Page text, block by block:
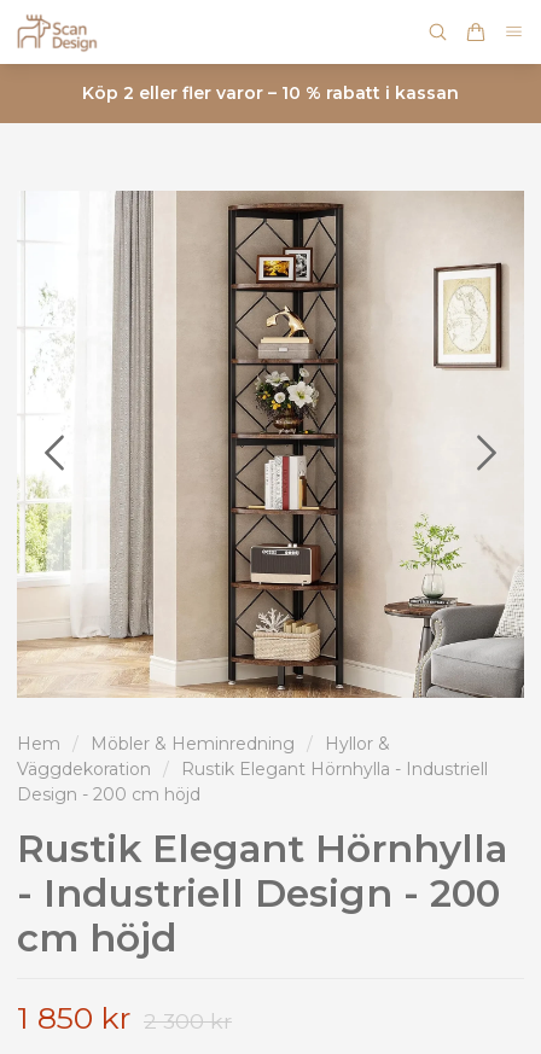
Köp 2 eller fler varor – 10 % rabatt i kassan
Hem / Möbler & Heminredning /
Hyllor &
Väggdekoration
/
Rustik Elegant Hörnhylla - Industriell
Design - 200 cm höjd
Rustik Elegant Hörnhylla
- Industriell Design - 200
cm höjd
1 850 kr 2 300 kr